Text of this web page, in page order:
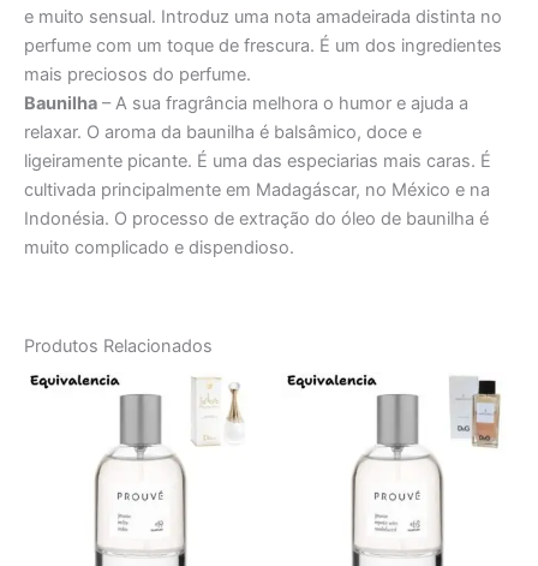
e muito sensual. Introduz uma nota amadeirada distinta no
perfume com um toque de frescura. É um dos ingredientes
mais preciosos do perfume.
Baunilha – A sua fragrância melhora o humor e ajuda a
relaxar. O aroma da baunilha é balsâmico, doce e
ligeiramente picante. É uma das especiarias mais caras. É
cultivada principalmente em Madagáscar, no México e na
Indonésia. O processo de extração do óleo de baunilha é
muito complicado e dispendioso.
Produtos Relacionados